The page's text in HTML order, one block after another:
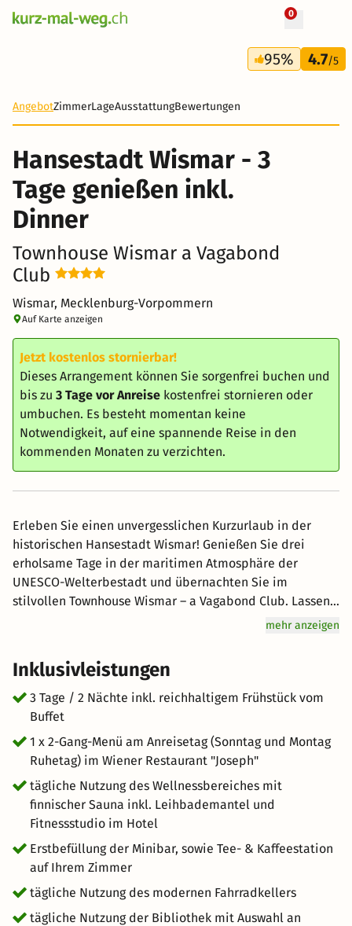
0
3 Tage
140 CHF
95% 4.7/5
AngebotZimmerLageAusstattungBewertungen
Hansestadt Wismar - 3
Tage genießen inkl.
Dinner
Townhouse Wismar a Vagabond
Club
Wismar, Mecklenburg-Vorpommern
Auf Karte anzeigen
Jetzt kostenlos stornierbar!
Dieses Arrangement können Sie sorgenfrei buchen und
bis zu 3 Tage vor Anreise kostenfrei stornieren oder
umbuchen. Es besteht momentan keine
Notwendigkeit, auf eine spannende Reise in den
kommenden Monaten zu verzichten.
Erleben Sie einen unvergesslichen Kurzurlaub in der
historischen Hansestadt Wismar! Genießen Sie drei
erholsame Tage in der maritimen Atmosphäre der
UNESCO-Welterbestadt und übernachten Sie im
stilvollen Townhouse Wismar – a Vagabond Club. Lassen
Sie sich von der charmanten Altstadt verzaubern,
die beeindruckende Backsteingotik. Als besonderes
Highlight erwartet Sie ein exquisites Dinner im
Hotelrestaurant, bei dem Sie kulinarische Köstlichkeiten
in einzigartigem Ambiente genießen können. Perfekt für
eine entspannte Auszeit voller Genuss, Kultur und
norddeutschem Flair!
mehr anzeigen
Inklusivleistungen
3 Tage / 2 Nächte inkl. reichhaltigem Frühstück vom
Buffet
1 x 2-Gang-Menü am Anreisetag (Sonntag und Montag
Ruhetag) im Wiener Restaurant "Joseph"
tägliche Nutzung des Wellnessbereiches mit
finnischer Sauna inkl. Leihbademantel und
Fitnessstudio im Hotel
Erstbefüllung der Minibar, sowie Tee- & Kaffeestation
auf Ihrem Zimmer
tägliche Nutzung des modernen Fahrradkellers
tägliche Nutzung der Bibliothek mit Auswahl an